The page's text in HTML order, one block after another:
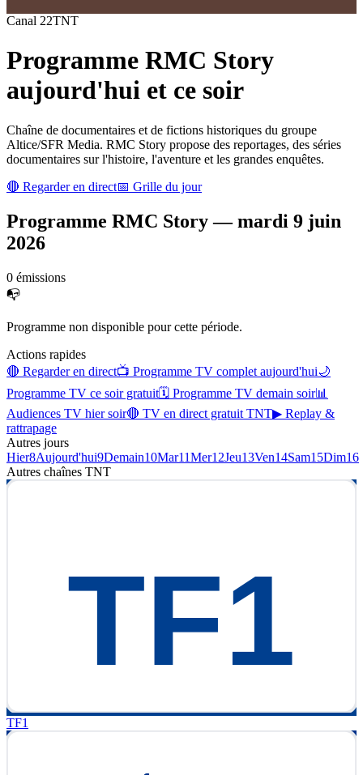
Canal 22TNT
Programme RMC Story
aujourd'hui et ce soir
Chaîne de documentaires et de fictions historiques du groupe
Altice/SFR Media. RMC Story propose des reportages, des séries
documentaires sur l'histoire, l'aventure et les grandes enquêtes.
🔴 Regarder en direct📅 Grille du jour
Programme RMC Story—mardi 9 juin
2026
0 émissions
📭
Programme non disponible pour cette période.
Actions rapides
🔴 Regarder en direct📺 Programme TV complet aujourd'hui🌙
Programme TV ce soir gratuit🗓 Programme TV demain soir📊
Audiences TV hier soir🔴 TV en direct gratuit TNT▶ Replay &
rattrapage
Autres jours
Hier8Aujourd'hui9Demain10Mar11Mer12Jeu13Ven14Sam15Dim16
Autres chaînes TNT
TF1